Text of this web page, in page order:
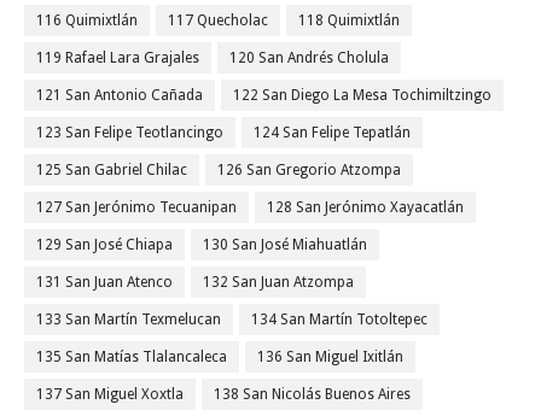
116 Quimixtlán 117 Quecholac 118 Quimixtlán
119 Rafael Lara Grajales 120 San Andrés Cholula
121 San Antonio Cañada 122 San Diego La Mesa Tochimiltzingo
123 San Felipe Teotlancingo 124 San Felipe Tepatlán
125 San Gabriel Chilac 126 San Gregorio Atzompa
127 San Jerónimo Tecuanipan 128 San Jerónimo Xayacatlán
129 San José Chiapa 130 San José Miahuatlán
131 San Juan Atenco 132 San Juan Atzompa
133 San Martín Texmelucan 134 San Martín Totoltepec
135 San Matías Tlalancaleca 136 San Miguel Ixitlán
137 San Miguel Xoxtla 138 San Nicolás Buenos Aires